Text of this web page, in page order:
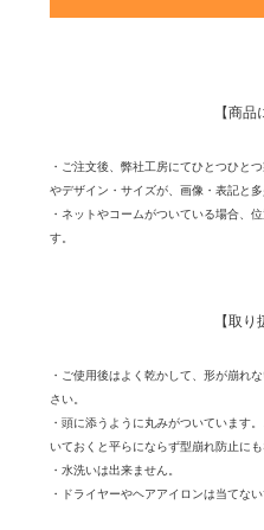
【商品
・ご注文後、弊社工房にてひとつひと
やデザイン・サイズが、画像・表記と
・ネットやコームがついている場合、
す。
【取り
・ご使用後はよく乾かして、形が崩れ
さい。
・頭に添うように丸みがついています
いておくと平らにならず型崩れ防止にも
・水洗いは出来ません。
・ドライヤーやヘアアイロンは当てない